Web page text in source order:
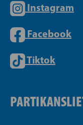
Instagram
Facebook
Tiktok